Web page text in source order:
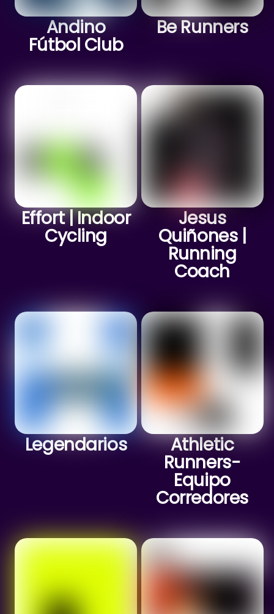
Andino
Fútbol Club
Be Runners
Effort | Indoor
Cycling
Jesus
Quiñones |
Running
Coach
Legendarios Athletic
Runners-
Equipo
Corredores